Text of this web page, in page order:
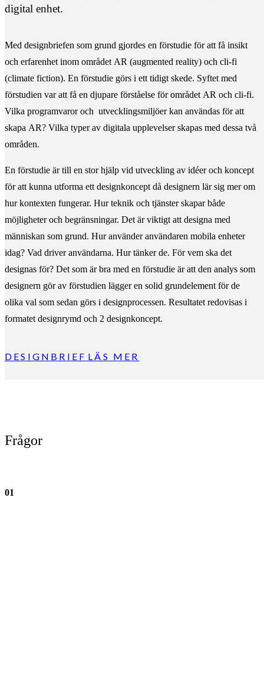
digital enhet.
Med designbriefen som grund gjordes en förstudie för att få insikt
och erfarenhet inom området AR (augmented reality) och cli-fi
(climate fiction). En förstudie görs i ett tidigt skede. Syftet med
förstudien var att få en djupare förståelse för området AR och cli-fi.
Vilka programvaror och utvecklingsmiljöer kan användas för att
skapa AR? Vilka typer av digitala upplevelser skapas med dessa två
områden.
En förstudie är till en stor hjälp vid utveckling av idéer och koncept
för att kunna utforma ett designkoncept då designern lär sig mer om
hur kontexten fungerar. Hur teknik och tjänster skapar både
möjligheter och begränsningar. Det är viktigt att designa med
människan som grund. Hur använder användaren mobila enheter
idag? Vad driver användarna. Hur tänker de. För vem ska det
designas för? Det som är bra med en förstudie är att den analys som
designern gör av förstudien lägger en solid grundelement för de
olika val som sedan görs i designprocessen. Resultatet redovisas i
formatet designrymd och 2 designkoncept.
DESIGNBRIEF LÄS MER
Frågor
01